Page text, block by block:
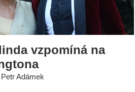
vzpomíná na
Adámek